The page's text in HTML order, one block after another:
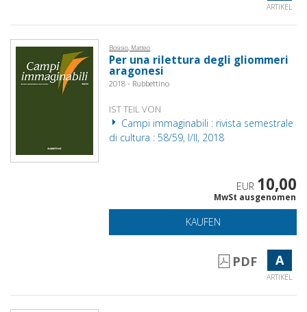
ARTIKEL
Bosisio, Matteo
Per una rilettura degli gliommeri
aragonesi
2018 - Rubbettino
IST TEIL VON
Campi immaginabili : rivista semestrale
di cultura : 58/59, I/II, 2018
EUR 10,00
MwSt ausgenomen
KAUFEN
PDF A
ARTIKEL